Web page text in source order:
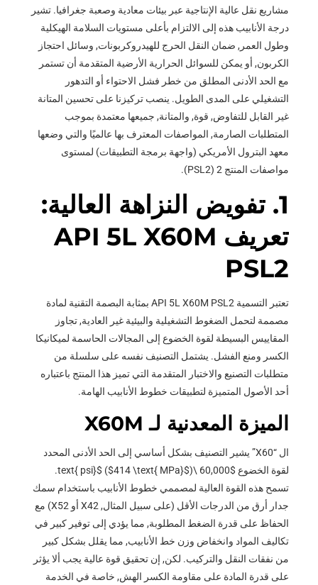
مشاريع نقل عالية الإنتاجية عبر بيئات معادية وصعبة جغرافيا. تشير
درجة الأنابيب هذه إلى الالتزام بأعلى مستويات السلامة الهيكلية
وطول العمر, ضمان النقل الحرج للهيدروكربونات, وسائل احتجاز
الكربون, أو يمكن للسوائل الحرارية الأرضية المتقدمة أن تستمر
مع الحد الأدنى المطلق من خطر فشل الاحتواء أو التدهور
التشغيلي على المدى الطويل. ينصب تركيزنا على تحسين المتانة
غير القابل للتفاوض, قوة, والمتانة, جميعها معتمدة بموجب
المتطلبات الصارمة, المواصفات المعترف بها عالميًا والتي وضعها
معهد البترول الأمريكي (واجهة برمجة التطبيقات) لمستوى
مواصفات المنتج 2 (PSL2).
1. تفويض النزاهة العالية:
تعريف API 5L X60M
PSL2
تعتبر التسمية API 5L X60M PSL2 بمثابة البصمة التقنية لمادة
مصممة لتحمل الضغوط التشغيلية والبيئية غير العادية, تجاوز
المقاييس البسيطة لقوة الخضوع إلى المجالات الحاسمة لميكانيكا
الكسر ومنع الفشل. يشتمل التصنيف نفسه على سلسلة من
متطلبات التصنيع والاختبار المتقدمة التي تميز هذا المنتج باعتباره
أحد الأصول المتميزة لتطبيقات خطوط الأنابيب الهامة.
الميزة المعدنية لـ X60M
ال “X60” يشير التصنيف بشكل أساسي إلى الحد الأدنى المحدد
لقوة الخضوع $60,000 \text{ psi}$
($414 \text{ MPa}$
).
تسمح هذه القوة العالية لمصممي خطوط الأنابيب باستخدام سمك
جدار أرق من الدرجات الأقل (على سبيل المثال, X42 أو X52) مع
الحفاظ على قدرة الضغط المطلوبة, مما يؤدي إلى توفير كبير في
تكاليف المواد وانخفاض وزن خط الأنابيب, مما يقلل بشكل كبير
من نفقات النقل والتركيب. لكن, إن تحقيق قوة عالية يجب ألا يؤثر
على قدرة المادة على مقاومة الكسر الهش, خاصة في الخدمة